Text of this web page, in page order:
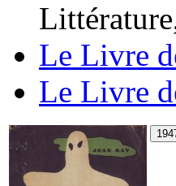
Le Livre
Le Livre